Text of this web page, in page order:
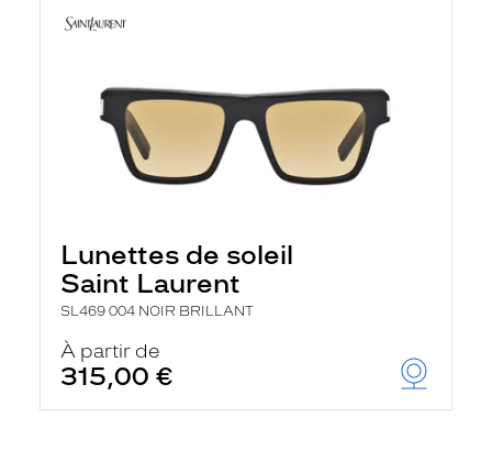
Lunettes de soleil
Saint Laurent
SL469 004 NOIR BRILLANT
À partir de
315,00 €